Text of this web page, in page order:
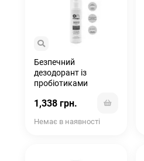
Безпечний
дезодорант із
пробіотиками
1,338 грн.
Немає в наявності